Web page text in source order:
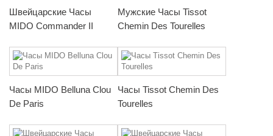
Швейцарские Часы
MIDO Commander II
Мужские Часы Tissot
Chemin Des Tourelles
Часы MIDO Belluna Clou
De Paris
Часы Tissot Chemin Des
Tourelles